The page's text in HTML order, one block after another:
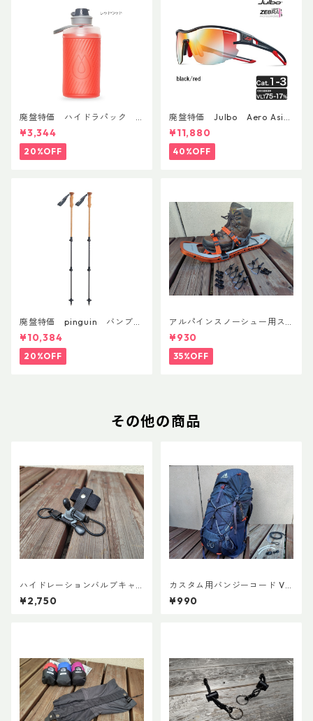
廃盤特価 ハイドラパック
フラックス 750ml
¥3,344
20%OFF
廃盤特価 Julbo Aero Asia
nFit
¥11,880
40%OFF
廃盤特価 pinguin バンブー
FLフォーム(ペア)
¥10,384
20%OFF
アルパインスノーシュー用ス
トラップキャッチ(ペア)
¥930
35%OFF
その他の商品
ハイドレーションバルブキャ
ッチ+チューブマグネット（全
メーカー対応モデル）
¥2,750
カスタム用バンジーコード Ve
r.3
¥990